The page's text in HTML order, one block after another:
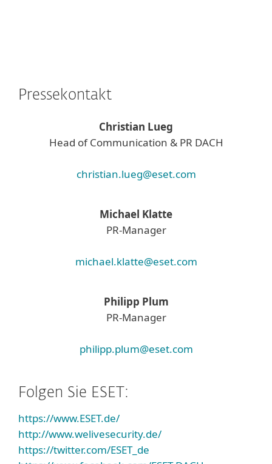
Pressekontakt
Christian Lueg
Head of Communication & PR DACH
christian.lueg@eset.com
Michael Klatte
PR-Manager
michael.klatte@eset.com
Philipp Plum
PR-Manager
philipp.plum@eset.com
Folgen Sie ESET:
https://www.ESET.de/
http://www.welivesecurity.de/
https://twitter.com/ESET_de